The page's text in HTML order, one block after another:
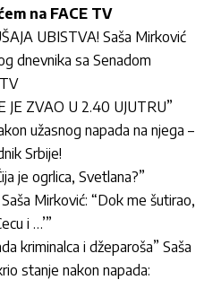
na FACE TV
UBISTVA! Saša Mirković
dnevnika sa Senadom
JE ZVAO U 2.40 UJUTRU”
užasnog napada na njega –
Srbije!
je ogrlica, Svetlana?”
Mirković: “Dok me šutirao,
i …’”
kriminalca i džeparoša” Saša
stanje nakon napada: